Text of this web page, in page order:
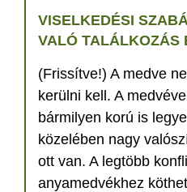
VISELKEDÉSI
VALÓ TALÁLKOZÁS
(Frissítve!) A medve
kerülni kell. A
bármilyen korú is
közelében nagy
ott van. A legtöbb
anyamedvékhez